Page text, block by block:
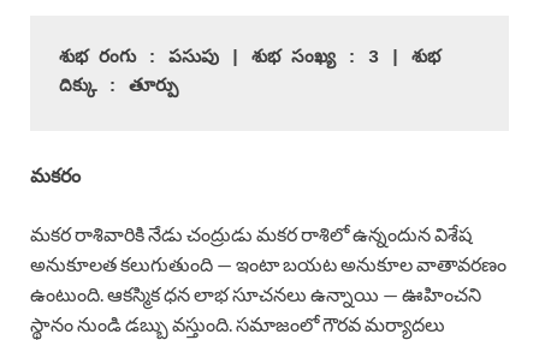
శుభ రంగు : పసుపు | శుభ సంఖ్య : 3 | శుభ
దిక్కు : తూర్పు
మకరం
మకర రాశివారికి నేడు చంద్రుడు మకర రాశిలో ఉన్నందున విశేష
అనుకూలత కలుగుతుంది — ఇంటా బయట అనుకూల వాతావరణం
ఉంటుంది. ఆకస్మిక ధన లాభ సూచనలు ఉన్నాయి — ఊహించని
స్థానం నుండి డబ్బు వస్తుంది. సమాజంలో గౌరవ మర్యాదలు